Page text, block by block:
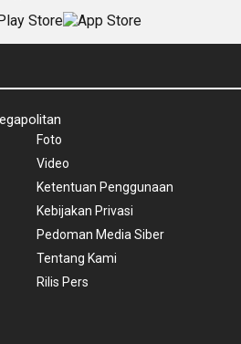
Foto
Video
Ketentuan Penggunaan
Kebijakan Privasi
Pedoman Media Siber
Tentang Kami
Rilis Pers